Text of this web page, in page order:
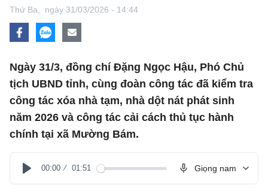
Thứ Ba, ngày 31/03/2026 - 14:44
Ngày 31/3, đồng chí Đặng Ngọc Hậu, Phó Chủ
tịch UBND tỉnh, cùng đoàn công tác đã kiểm tra
công tác xóa nhà tạm, nhà dột nát phát sinh
năm 2026 và công tác cải cách thủ tục hành
chính tại xã Mường Bám.
Play
00:00 01:51 Giọng nam